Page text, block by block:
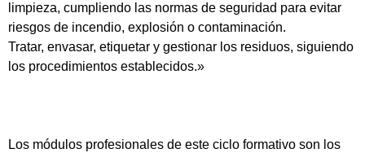
limpieza, cumpliendo las normas de seguridad para evitar
riesgos de incendio, explosión o contaminación.
Tratar, envasar, etiquetar y gestionar los residuos, siguiendo
los procedimientos establecidos.»
Los módulos profesionales de este ciclo formativo son los